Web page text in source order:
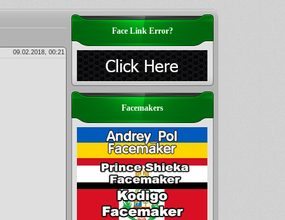
09.02.2018, 00:21
Face Link Error?
Facemakers